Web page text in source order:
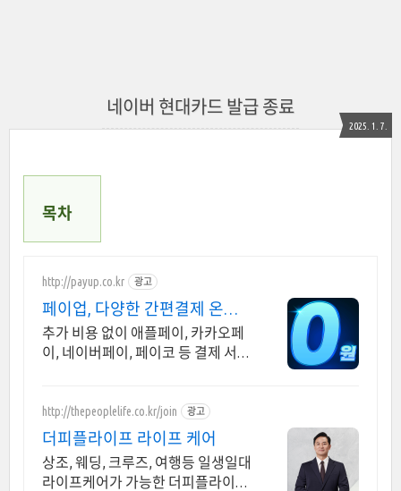
네이버 현대카드 발급 종료
2025. 1. 7.
목차
http://payup.co.kr 광고
페이업, 다양한 간편결제 온오
프라인 즉시 결제 지원
추가 비용 없이 애플페이, 카카오페
이, 네이버페이, 페이코 등 결제 서비
http://thepeoplelife.co.kr/join 광고
더피플라이프 라이프 케어
상조, 웨딩, 크루즈, 여행등 일생일대
라이프케어가 가능한 더피플라이프